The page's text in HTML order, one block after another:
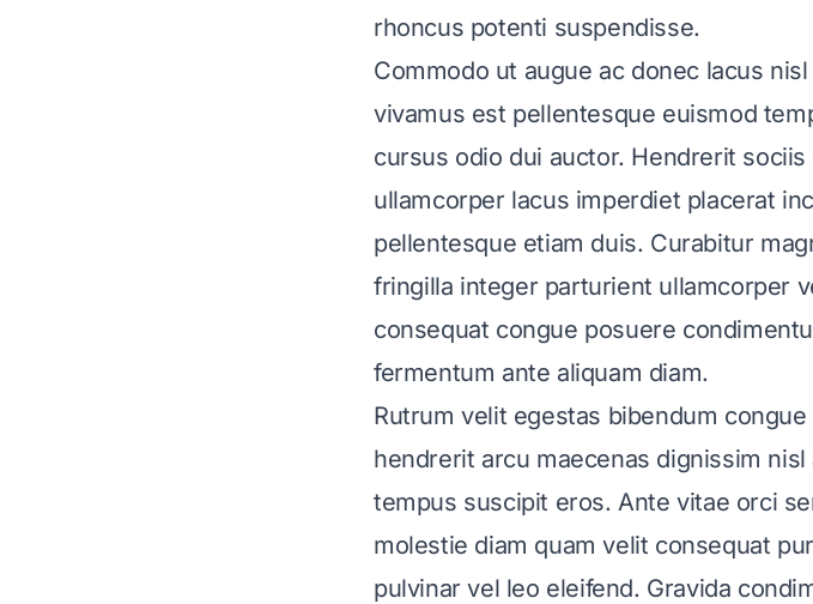
rhoncus potenti suspendisse.
Commodo ut augue ac donec lacus
vivamus est pellentesque euismod
cursus odio dui auctor. Hendrerit
ullamcorper lacus imperdiet placerat
pellentesque etiam duis. Curabitur
fringilla integer parturient ullamcorper
consequat congue posuere
fermentum ante aliquam diam.
Rutrum velit egestas bibendum
hendrerit arcu maecenas dignissim
tempus suscipit eros. Ante vitae orci
molestie diam quam velit consequat
pulvinar vel leo eleifend. Gravida